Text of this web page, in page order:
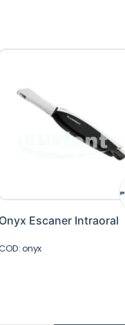
Onyx Escaner Intraoral
onyx